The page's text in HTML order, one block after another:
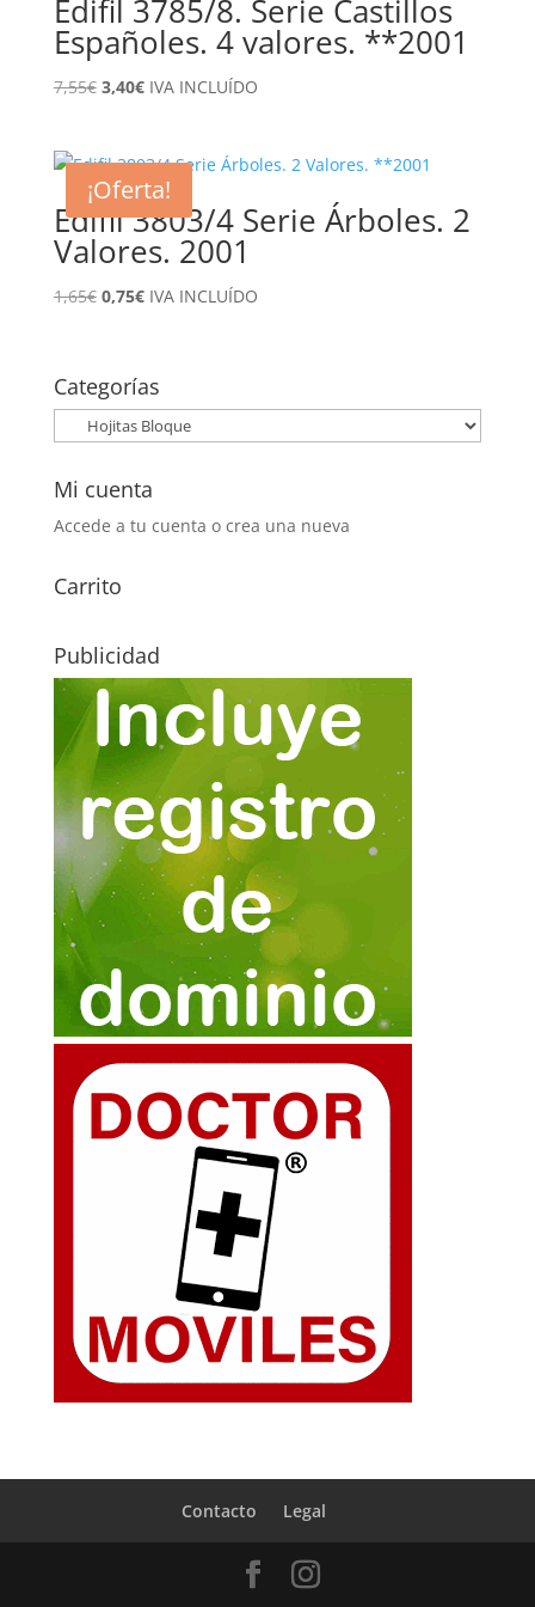
Edifil 3785/8. Serie Castillos
Españoles. 4 valores. **2001
7,55€ El
era:
7,55€.
3,40€El
es:
3,40€.
IVA INCLUÍDO
¡Oferta!
Edifil 3803/4 Serie Árboles. 2
Valores. 2001
1,65€ El
1,65€.
0,75€El
0,75€.
IVA INCLUÍDO
Categorías
Mi cuenta
Accede a tu cuenta o crea una nueva
Carrito
Publicidad
Contacto Legal